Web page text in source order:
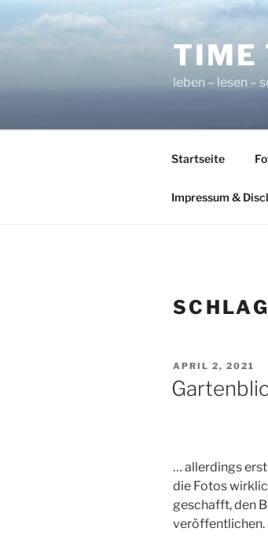
TIME
leben – lesen –
Startseite
Impressum &
AM
APRIL 2, 2021
… allerdings
die Fotos
geschafft, den
veröffentlichen.